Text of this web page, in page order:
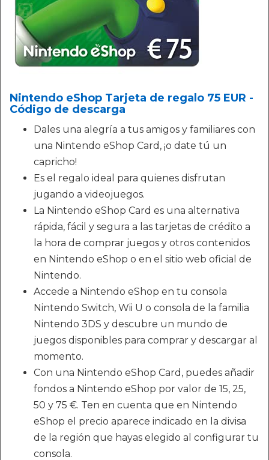
Nintendo eShop Tarjeta de regalo 75 EUR -
Código de descarga
Dales una alegría a tus amigos y familiares con
una Nintendo eShop Card, ¡o date tú un
capricho!
Es el regalo ideal para quienes disfrutan
jugando a videojuegos.
La Nintendo eShop Card es una alternativa
rápida, fácil y segura a las tarjetas de crédito a
la hora de comprar juegos y otros contenidos
en Nintendo eShop o en el sitio web oficial de
Nintendo.
Accede a Nintendo eShop en tu consola
Nintendo Switch, Wii U o consola de la familia
Nintendo 3DS y descubre un mundo de
juegos disponibles para comprar y descargar al
momento.
Con una Nintendo eShop Card, puedes añadir
fondos a Nintendo eShop por valor de 15, 25,
50 y 75 €. Ten en cuenta que en Nintendo
eShop el precio aparece indicado en la divisa
de la región que hayas elegido al configurar tu
consola.